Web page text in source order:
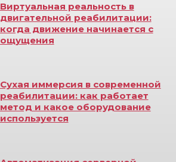
Виртуальная реальность в
двигательной реабилитации:
когда движение начинается с
ощущения
Сухая иммерсия в современной
реабилитации: как работает
метод и какое оборудование
используется